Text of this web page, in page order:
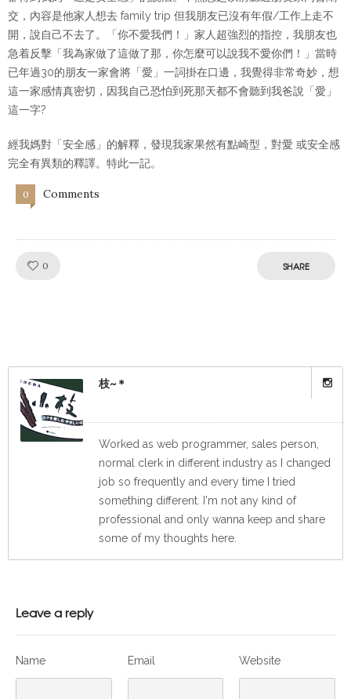
交，內容是他家人想去 family trip 但我朋友已沒有年假/工作上走不
開，說自己不去了。「你不愛我們！」家人超強烈的指控，我朋友也
急着反擊「我為家做了這做了那，你怎麼可以說我不愛你們！」當時
已年過30的朋友一家會將「愛」一詞掛在口邊，我覺得非常奇妙，想
這一家感情真密切，因我自己恐怕到死那天都不會聽到我爸說「愛」
這一字?
經我媽對「安全感」的解釋，發現我家果然有點崎型，對愛 或安全感
完全有異類的釋譯。特此一記。
0 Comments
0 SHARE
枝~＊
Worked as web programmer, sales person,
normal clerk in different industry as I changed
job so frequently and every time I tried
something different. I'm not any kind of
professional and only wanna keep and share
some of my thoughts here.
Leave a reply
Name Email Website